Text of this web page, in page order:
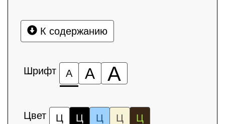
К содержанию
Шрифт А А А
Цвет Ц Ц Ц Ц Ц